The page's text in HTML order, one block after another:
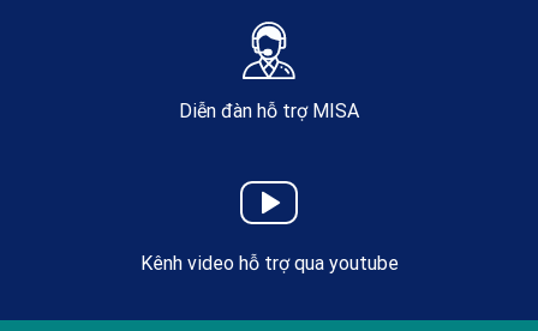
Diễn đàn hỗ trợ MISA
Kênh video hỗ trợ qua youtube